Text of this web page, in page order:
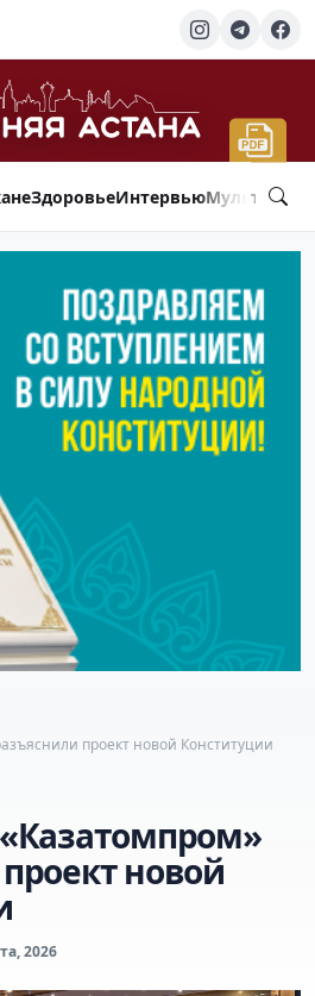
ЗдоровьеИнтервью
проект новой Конституции
новой
2026